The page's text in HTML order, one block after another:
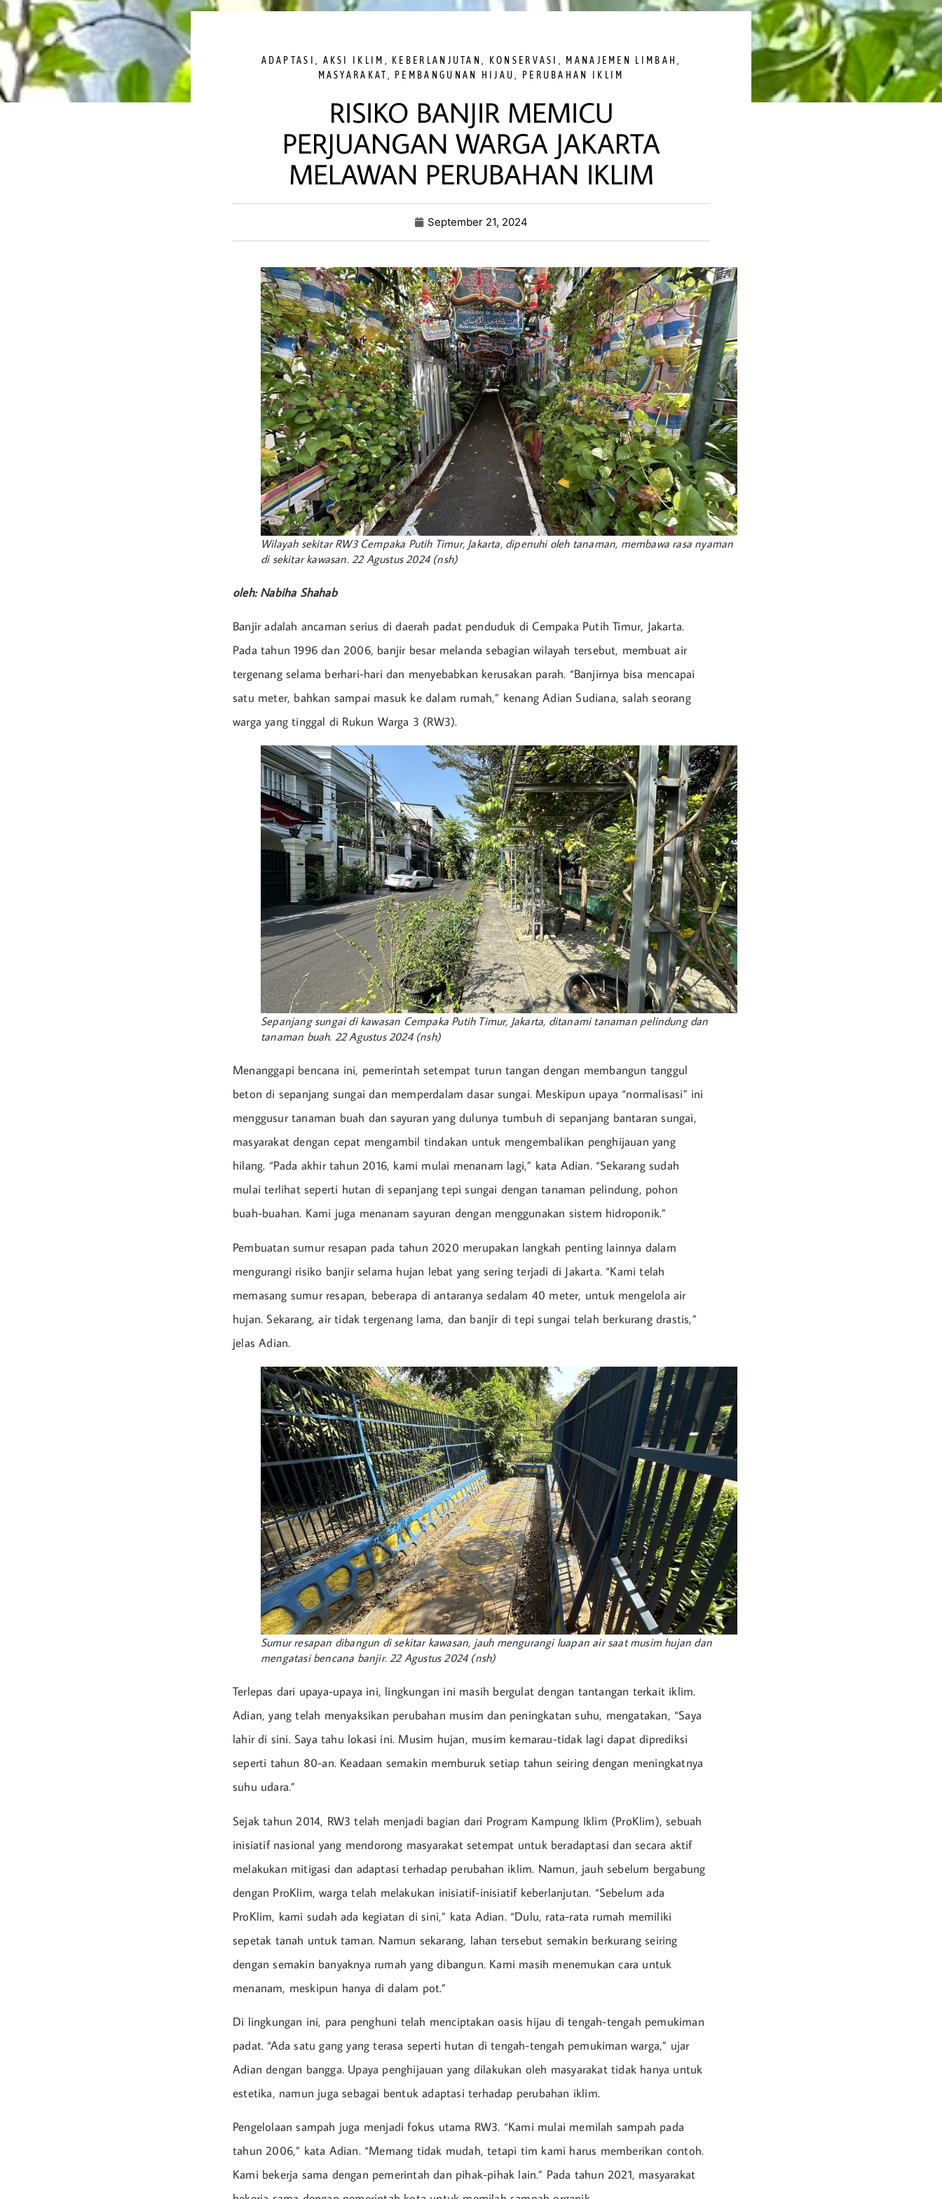
ADAPTASI AKSI IKLIM KEBERLANJUTAN KONSERVASI MANAJEMEN LIMBAH
MASYARAKAT
PEMBANGUNAN HIJAU PERUBAHAN IKLIM
RISIKO BANJIR MEMICU
PERJUANGAN WARGA JAKARTA
MELAWAN PERUBAHAN IKLIM
September 21, 2024
Wilayah sekitar RW3 Cempaka Putih Timur, Jakarta, dipenuhi oleh tanaman, membawa rasa nyaman
di sekitar kawasan. 22 Agustus 2024 (nsh)
oleh: Nabiha Shahab
Banjir adalah ancaman serius di daerah padat penduduk di Cempaka Putih Timur, Jakarta.
Pada tahun 1996 dan 2006, banjir besar melanda sebagian wilayah tersebut, membuat air
tergenang selama berhari-hari dan menyebabkan kerusakan parah. “Banjirnya bisa mencapai
satu meter, bahkan sampai masuk ke dalam rumah,” kenang Adian Sudiana, salah seorang
warga yang tinggal di Rukun Warga 3 (RW3).
Sepanjang sungai di kawasan Cempaka Putih Timur, Jakarta, ditanami tanaman pelindung dan
tanaman buah. 22 Agustus 2024 (nsh)
Menanggapi bencana ini, pemerintah setempat turun tangan dengan membangun tanggul
beton di sepanjang sungai dan memperdalam dasar sungai. Meskipun upaya “normalisasi” ini
menggusur tanaman buah dan sayuran yang dulunya tumbuh di sepanjang bantaran sungai,
masyarakat dengan cepat mengambil tindakan untuk mengembalikan penghijauan yang
hilang. “Pada akhir tahun 2016, kami mulai menanam lagi,” kata Adian. “Sekarang sudah
mulai terlihat seperti hutan di sepanjang tepi sungai dengan tanaman pelindung, pohon
buah-buahan. Kami juga menanam sayuran dengan menggunakan sistem hidroponik.”
Pembuatan sumur resapan pada tahun 2020 merupakan langkah penting lainnya dalam
mengurangi risiko banjir selama hujan lebat yang sering terjadi di Jakarta. “Kami telah
memasang sumur resapan, beberapa di antaranya sedalam 40 meter, untuk mengelola air
hujan. Sekarang, air tidak tergenang lama, dan banjir di tepi sungai telah berkurang drastis,”
jelas Adian.
Sumur resapan dibangun di sekitar kawasan, jauh mengurangi luapan air saat musim hujan dan
mengatasi bencana banjir. 22 Agustus 2024 (nsh)
Terlepas dari upaya-upaya ini, lingkungan ini masih bergulat dengan tantangan terkait iklim.
Adian, yang telah menyaksikan perubahan musim dan peningkatan suhu, mengatakan, “Saya
lahir di sini. Saya tahu lokasi ini. Musim hujan, musim kemarau-tidak lagi dapat diprediksi
seperti tahun 80-an. Keadaan semakin memburuk setiap tahun seiring dengan meningkatnya
suhu udara.”
Sejak tahun 2014, RW3 telah menjadi bagian dari Program Kampung Iklim (ProKlim), sebuah
inisiatif nasional yang mendorong masyarakat setempat untuk beradaptasi dan secara aktif
melakukan mitigasi dan adaptasi terhadap perubahan iklim. Namun, jauh sebelum bergabung
dengan ProKlim, warga telah melakukan inisiatif-inisiatif keberlanjutan. “Sebelum ada
ProKlim, kami sudah ada kegiatan di sini,” kata Adian. “Dulu, rata-rata rumah memiliki
sepetak tanah untuk taman. Namun sekarang, lahan tersebut semakin berkurang seiring
dengan semakin banyaknya rumah yang dibangun. Kami masih menemukan cara untuk
menanam, meskipun hanya di dalam pot.”
Di lingkungan ini, para penghuni telah menciptakan oasis hijau di tengah-tengah pemukiman
padat. “Ada satu gang yang terasa seperti hutan di tengah-tengah pemukiman warga,” ujar
Adian dengan bangga. Upaya penghijauan yang dilakukan oleh masyarakat tidak hanya untuk
estetika, namun juga sebagai bentuk adaptasi terhadap perubahan iklim.
Pengelolaan sampah juga menjadi fokus utama RW3. “Kami mulai memilah sampah pada
tahun 2006,” kata Adian. “Memang tidak mudah, tetapi tim kami harus memberikan contoh.
Kami bekerja sama dengan pemerintah dan pihak-pihak lain.” Pada tahun 2021, masyarakat